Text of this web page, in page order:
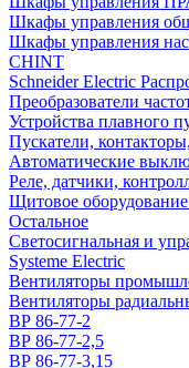
Шкафы управления
Шкафы управления
CHINT
Schneider Electric
Преобразователи
Устройства плавного
Пускатели,
Автоматические
Реле, датчики,
Щитовое
Остальное
Светосигнальная и
Systeme Electric
Вентиляторы
Вентиляторы
ВР 86-77-2
ВР 86-77-2,5
ВР 86-77-3,15